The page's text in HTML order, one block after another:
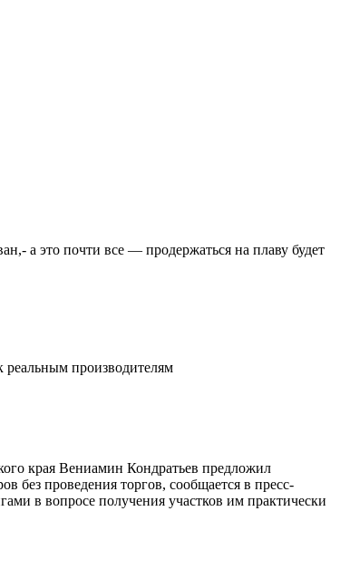
а это почти все — продержаться на плаву будет
реальным производителям
края Вениамин Кондратьев предложил
без проведения торгов, сообщается в пресс-
в вопросе получения участков им практически